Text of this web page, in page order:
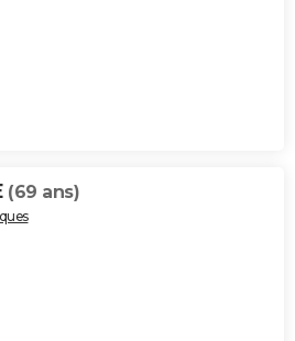
(69 ans)